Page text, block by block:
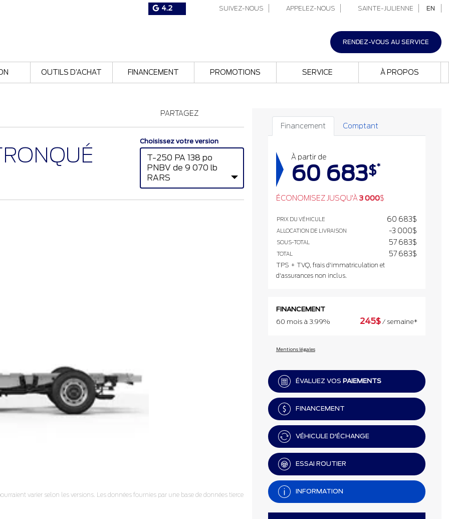
4.2 SUIVEZ-NOUS APPELEZ-NOUS SAINTE-JULIENNE EN
RENDEZ-VOUS AU SERVICE
OUTILS D’ACHAT FINANCEMENT PROMOTIONS SERVICE À PROPOS
PARTAGEZ
Choisissez votre version
T-250 PA 138 po
PNBV de 9 070 lb
RARS
varier selon les versions. Les données fournies par une base de données tierce
Financement Comptant
À partir de
60 683$*
ÉCONOMISEZ JUSQU'À3 000$
PRIX DU VÉHICULE 60 683$
ALLOCATION DE LIVRAISON -3 000$
SOUS-TOTAL 57 683$
TOTAL 57 683$
TPS + TVQ, frais d'immatriculation et
d'assurances non inclus.
FINANCEMENT
60 mois à 3.99%
245$ / semaine*
Mentions légales
ÉVALUEZ VOS PAIEMENTS
FINANCEMENT
VÉHICULE D'ÉCHANGE
ESSAI ROUTIER
INFORMATION